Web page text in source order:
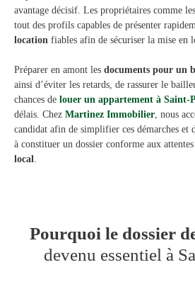
avantage décisif. Les propriétaires comme
tout des profils capables de présenter
location fiables afin de sécuriser la mise en
Préparer en amont les documents pour un
ainsi d’éviter les retards, de rassurer le
chances de louer un appartement à Saint-
délais. Chez Martinez Immobilier , nous
candidat afin de simplifier ces démarches et
à constituer un dossier conforme aux
local
Pourquoi le dossier
devenu essentiel à